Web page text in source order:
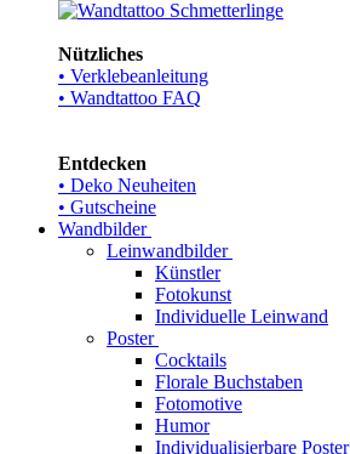
Nützliches
• Verklebeanleitung
• Wandtattoo FAQ
Entdecken
• Deko Neuheiten
• Gutscheine
Wandbilder
Leinwandbilder
Künstler
Fotokunst
Individuelle Leinwand
Poster
Cocktails
Florale Buchstaben
Fotomotive
Humor
Individualisierbare Poster